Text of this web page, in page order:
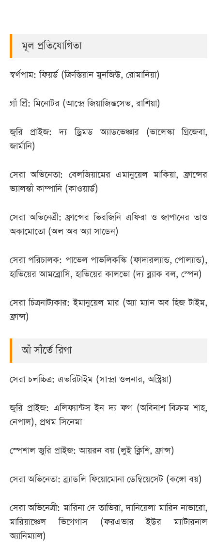
মূল প্রতিযোগিতা
স্বর্ণপাম: ফিয়র্ড (ক্রিস্তিয়ান মুনজিউ, রোমানিয়া)
গ্রাঁ প্রিঁ: মিনোটর (আন্দ্রে জিয়াজিন্তসেভ, রাশিয়া)
জুরি প্রাইজ: দ্য ড্রিমড অ্যাডভেঞ্চার (ভালেস্কা গ্রিজেবা,
জার্মানি)
সেরা অভিনেতা: বেলজিয়ামের এমানুয়েল মাকিয়া, ফ্রান্সের
ভ্যালন্তাঁ কাম্পানি (কাওয়ার্ড)
সেরা অভিনেত্রী: ফ্রান্সের ভিরজিনি এফিরা ও জাপানের তাও
অকামোতো (অল অব অ্যা সাডেন)
সেরা পরিচালক: পাভেল পাভলিকস্কি (ফাদারল্যান্ড, পোল্যান্ড),
হাভিয়ের আমব্রোসি, হাভিয়ের কালভো (দ্য ব্ল্যাক বল, স্পেন)
সেরা চিত্রনাট্যকার: ইমানুয়েল মার (অ্যা ম্যান অব হিজ টাইম,
ফ্রান্স)
আঁ সাঁর্তে রিগা
সেরা চলচ্চিত্র: এভরিটাইম (সান্দ্রা ওলনার, অস্ট্রিয়া)
জুরি প্রাইজ: এলিফ্যান্টস ইন দ্য ফগ (অবিনাশ বিক্রম শাহ,
নেপাল), প্রথম সিনেমা
স্পেশাল জুরি প্রাইজ: আয়রন বয় (লুই ক্লিশি, ফ্রান্স)
সেরা অভিনেতা: ব্র্যাডলি ফিয়োমোনা ডেম্বিয়েসেট (কঙ্গো বয়)
সেরা অভিনেত্রী: মারিনা দে তাভিরা, দানিয়েলা মারিন নাভারো,
মারিয়াঞ্চেল ভিগেগাস (ফরএভার ইউর ম্যাটারনাল
অ্যানিম্যাল)